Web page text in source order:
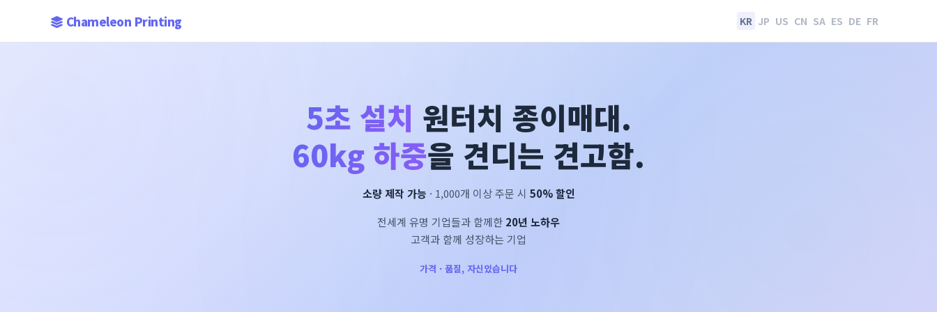
Chameleon Printing KR JP US CN SA ES DE FR
5초 설치 원터치 종이매대.
60kg 하중을 견디는 견고함.
소량 제작 가능 · 1,000개 이상 주문 시 50% 할인
전세계 유명 기업들과 함께한 20년 노하우
고객과 함께 성장하는 기업
가격 · 품질, 자신있습니다